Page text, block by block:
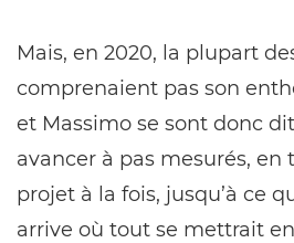
Mais, en 2020, la plupart
comprenaient pas son
et Massimo se sont donc
avancer à pas mesurés,
projet à la fois, jusqu’à ce
arrive où tout se mettrait